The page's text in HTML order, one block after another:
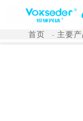
首页 主要